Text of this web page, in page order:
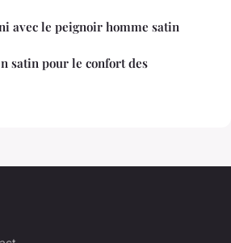
avec le peignoir homme satin
satin pour le confort des